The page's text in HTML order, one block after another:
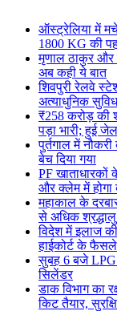
ऑस्ट्रेलिया में
1800 KG की
मृणाल ठाकुर और
अब कही ये बात
शिवपुरी रेलवे
अत्याधुनिक
₹258 करोड़ की
पड़ा भारी; हुई जेल
पुर्तगाल में
बेच दिया गया
PF
और क्लेम में होगा
महाकाल के
से अधिक श्रद्धालु
विदेश में इलाज
हाईकोर्ट के
सुबह 6 बजे LPG
सिलेंडर
डाक विभाग का
किट तैयार,